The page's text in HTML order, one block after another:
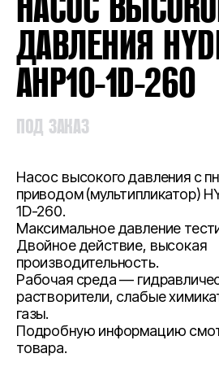
ДАВЛЕНИЯ
AHP10-1D-260
ПОД ЗАКАЗ
Насос высокого давления с
приводом (мультипликатор)
1D-260.
Максимальное давление
Двойное действие, высокая
производительность.
Рабочая среда —
растворители, слабые
газы.
Подробную информацию
товара.